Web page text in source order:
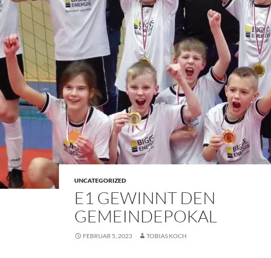
UNCATEGORIZED
E1 GEWINNT DEN
GEMEINDEPOKAL
FEBRUAR 5, 2023 TOBIAS KOCH